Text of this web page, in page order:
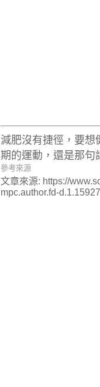
減肥沒有捷徑，要想
期的運動，還是那句
參考來源
文章來源: https://
mpc.author.fd-